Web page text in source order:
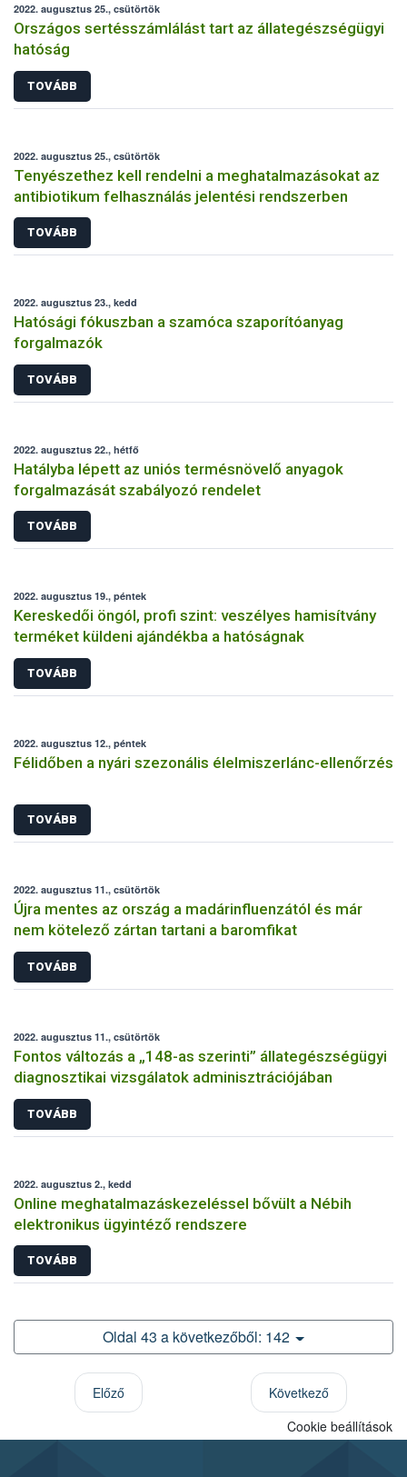
2022. augusztus 25., csütörtök
Országos sertésszámlálást tart az állategészségügyi
hatóság
TOVÁBB
2022. augusztus 25., csütörtök
Tenyészethez kell rendelni a meghatalmazásokat az
antibiotikum felhasználás jelentési rendszerben
TOVÁBB
2022. augusztus 23., kedd
Hatósági fókuszban a szamóca szaporítóanyag
forgalmazók
TOVÁBB
2022. augusztus 22., hétfő
Hatályba lépett az uniós termésnövelő anyagok
forgalmazását szabályozó rendelet
TOVÁBB
2022. augusztus 19., péntek
Kereskedői öngól, profi szint: veszélyes hamisítvány
terméket küldeni ajándékba a hatóságnak
TOVÁBB
2022. augusztus 12., péntek
Félidőben a nyári szezonális élelmiszerlánc-ellenőrzés
TOVÁBB
2022. augusztus 11., csütörtök
Újra mentes az ország a madárinfluenzától és már
nem kötelező zártan tartani a baromfikat
TOVÁBB
2022. augusztus 11., csütörtök
Fontos változás a „148-as szerinti” állategészségügyi
diagnosztikai vizsgálatok adminisztrációjában
TOVÁBB
2022. augusztus 2., kedd
Online meghatalmazáskezeléssel bővült a Nébih
elektronikus ügyintéző rendszere
TOVÁBB
Oldal 43 a következőből: 142
Előző
Következő
Cookie beállítások